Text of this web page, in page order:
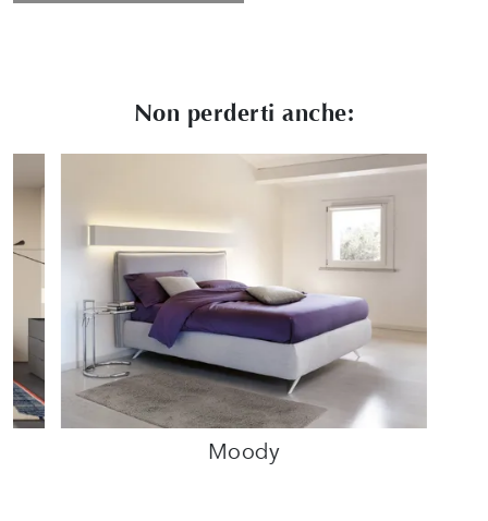
Non perderti anche:
Moody